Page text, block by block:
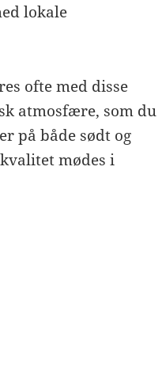
lokale
ofte med disse
atmosfære, som du
på både sødt og
mødes i